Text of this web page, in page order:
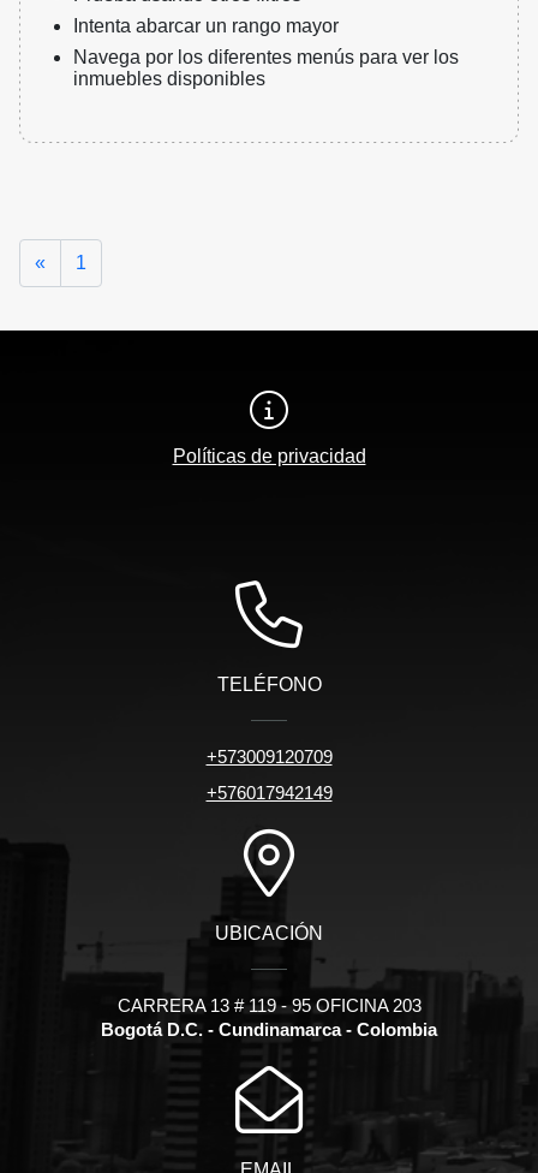
Intenta abarcar un rango mayor
Navega por los diferentes menús para ver los
inmuebles disponibles
« Anterior
1
Políticas de privacidad
TELÉFONO
+573009120709
+576017942149
UBICACIÓN
CARRERA 13 # 119 - 95 OFICINA 203
Bogotá D.C. - Cundinamarca - Colombia